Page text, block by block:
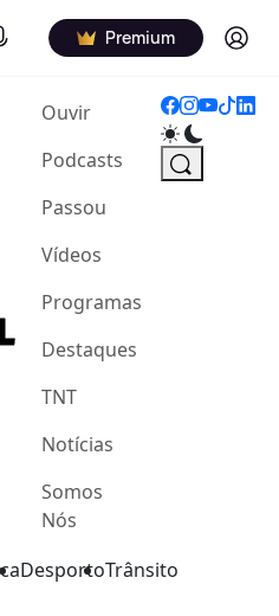
Premium Log in
Ouvir(current)
Podcasts
Passou
Vídeos
Programas
Destaques
TNT
Notícias
Somos
Nós
DesportoTrânsito